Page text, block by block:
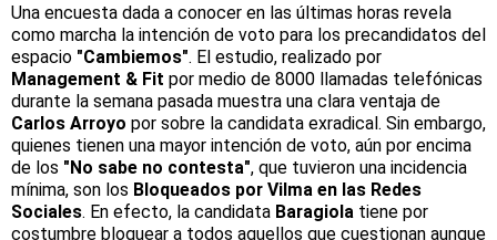
Una encuesta dada a conocer en las últimas horas revela
como marcha la intención de voto para los precandidatos del
espacio "Cambiemos". El estudio, realizado por
Management & Fit por medio de 8000 llamadas telefónicas
durante la semana pasada muestra una clara ventaja de
Carlos Arroyo por sobre la candidata exradical. Sin embargo,
quienes tienen una mayor intención de voto, aún por encima
de los "No sabe no contesta", que tuvieron una incidencia
mínima, son los Bloqueados por Vilma en las Redes
Sociales. En efecto, la candidata Baragiola tiene por
costumbre bloquear a todos aquellos que cuestionan aunque